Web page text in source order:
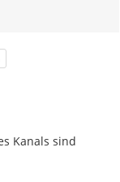
Kanals sind